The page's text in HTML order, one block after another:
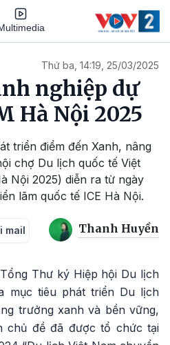
Thứ ba, 14:19, 25/03/2025
nghiệp dự
Hà Nội 2025
triển điểm đến Xanh, nâng
chợ Du lịch quốc tế Việt
Nội 2025) diễn ra từ ngày
lãm quốc tế ICE Hà Nội.
mail Thanh Huyền
Thư ký Hiệp hội Du lịch
mục tiêu phát triển Du lịch
trưởng xanh và bền vững,
chủ đề đã được tổ chức tại